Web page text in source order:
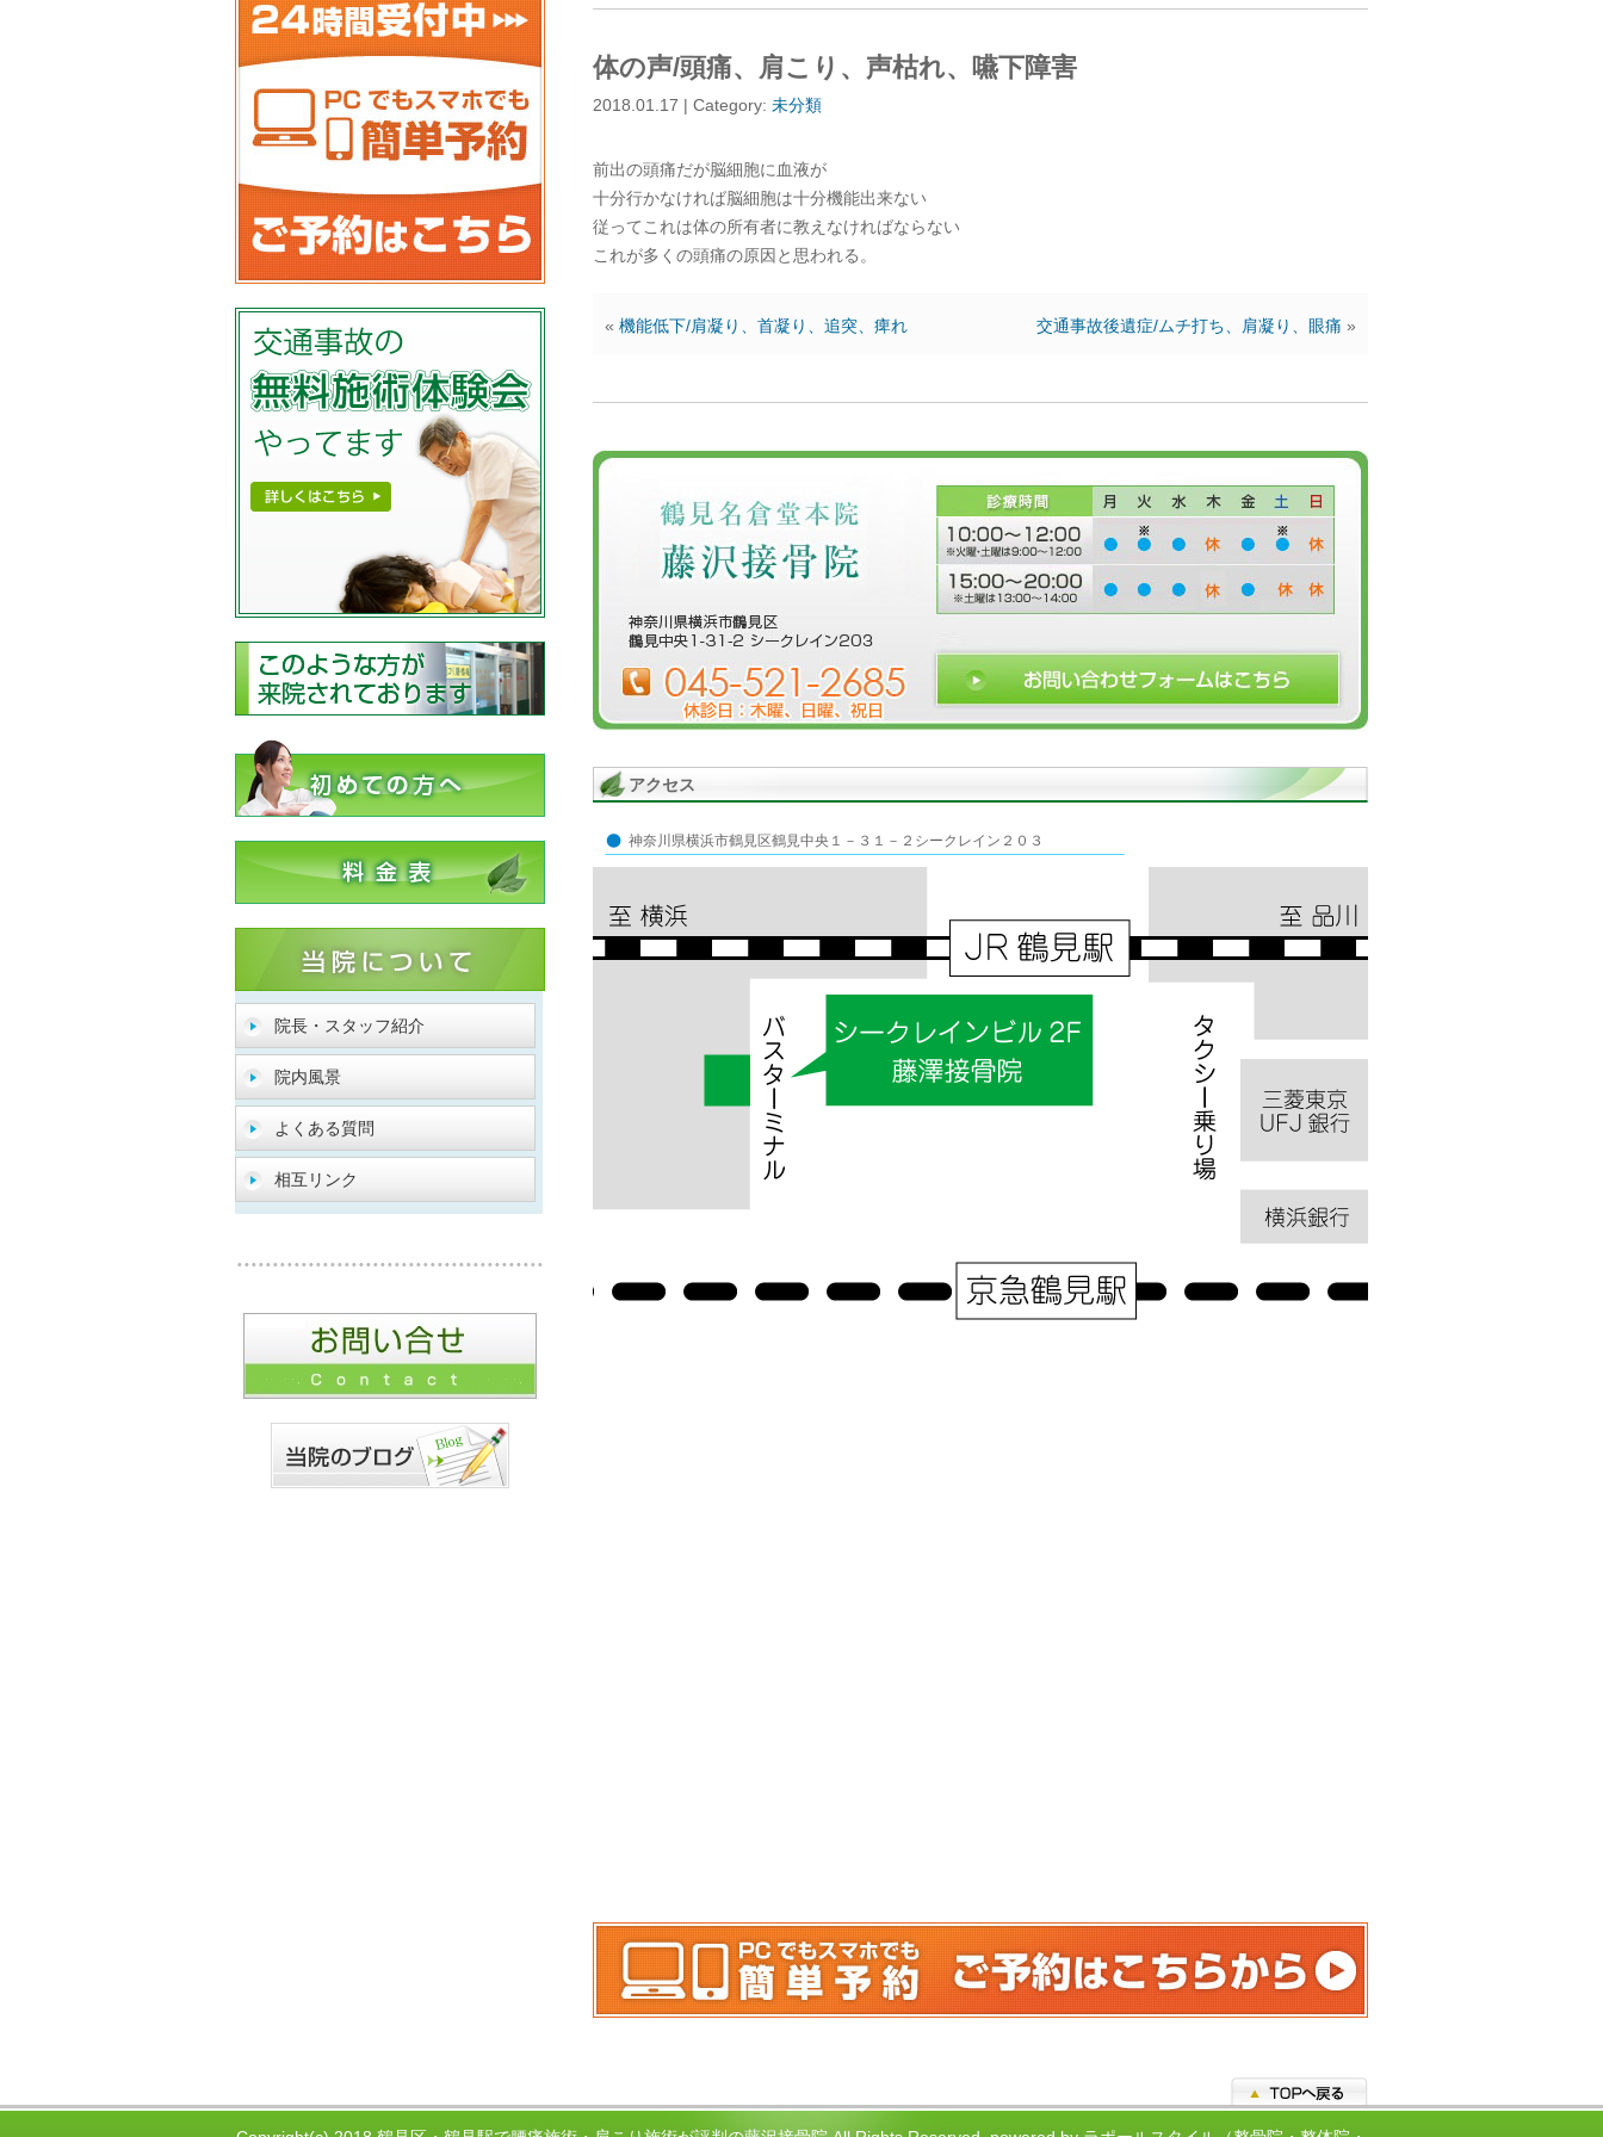
院長・スタッフ紹介
院内風景
よくある質問
相互リンク
体の声/頭痛、肩こり、声枯れ、嚥下障害
2018.01.17 | Category: 未分類
前出の頭痛だが脳細胞に血液が
十分行かなければ脳細胞は十分機能出来ない
従ってこれは体の所有者に教えなければならない
これが多くの頭痛の原因と思われる。
交通事故後遺症/ムチ打ち、肩凝り、眼痛 »
« 機能低下/肩凝り、首凝り、追突、痺れ
アクセス
神奈川県横浜市鶴見区鶴見中央１－３１－２シークレイン２０３